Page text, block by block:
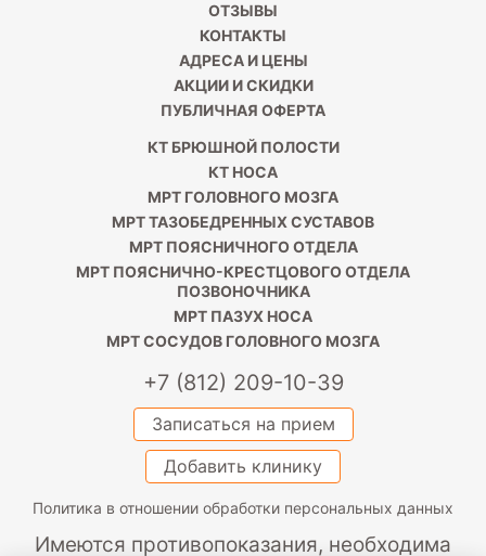
ОТЗЫВЫ
КОНТАКТЫ
АДРЕСА И ЦЕНЫ
АКЦИИ И СКИДКИ
ПУБЛИЧНАЯ ОФЕРТА
КТ БРЮШНОЙ ПОЛОСТИ
КТ НОСА
МРТ ГОЛОВНОГО МОЗГА
МРТ ТАЗОБЕДРЕННЫХ СУСТАВОВ
МРТ ПОЯСНИЧНОГО ОТДЕЛА
МРТ ПОЯСНИЧНО-КРЕСТЦОВОГО ОТДЕЛА
ПОЗВОНОЧНИКА
МРТ ПАЗУХ НОСА
МРТ СОСУДОВ ГОЛОВНОГО МОЗГА
+7 (812) 209-10-39
Записаться на прием
Добавить клинику
Политика в отношении обработки персональных данных
Имеются противопоказания, необходима